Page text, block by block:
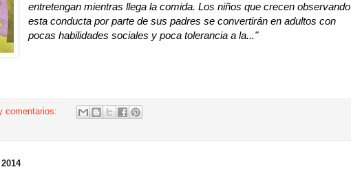
entretengan mientras llega la comida. Los niños que crecen observando
esta conducta por parte de sus padres se convertirán en adultos con
pocas habilidades sociales y poca tolerancia a la..."
comentarios: